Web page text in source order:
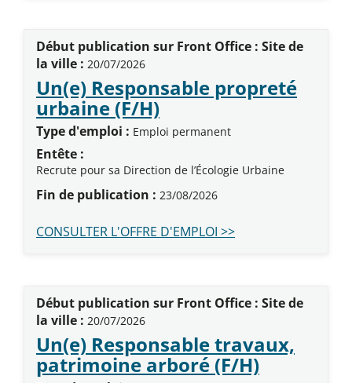
Début publication sur Front Office : Site de
la ville : 20/07/2026
Un(e) Responsable propreté
urbaine (F/H)(Nouvelle fenêtre)
Type d'emploi : Emploi permanent
Entête :
Recrute pour sa Direction de l’Écologie Urbaine
Fin de publication : 23/08/2026
CONSULTER L'OFFRE D'EMPLOI >>
Début publication sur Front Office : Site de
la ville : 20/07/2026
Un(e) Responsable travaux,
patrimoine arboré (F/H)